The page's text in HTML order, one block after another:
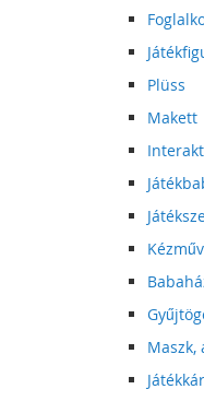
Plüss
Makett
Maszk,